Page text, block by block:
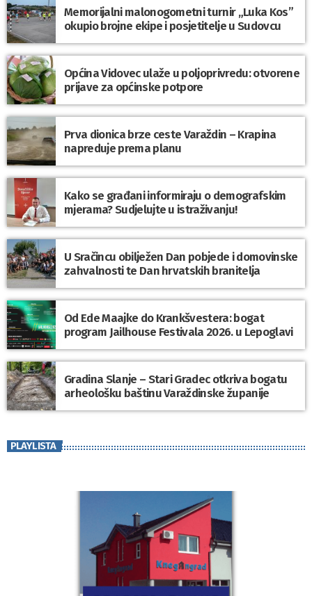
Memorijalni malonogometni turnir „Luka Kos”
okupio brojne ekipe i posjetitelje u Sudovcu
Općina Vidovec ulaže u poljoprivredu: otvorene
prijave za općinske potpore
Prva dionica brze ceste Varaždin – Krapina
napreduje prema planu
Kako se građani informiraju o demografskim
mjerama? Sudjelujte u istraživanju!
U Sračincu obilježen Dan pobjede i domovinske
zahvalnosti te Dan hrvatskih branitelja
Od Ede Maajke do Krankšvestera: bogat
program Jailhouse Festivala 2026. u Lepoglavi
Gradina Slanje – Stari Gradec otkriva bogatu
arheološku baštinu Varaždinske županije
PLAYLISTA